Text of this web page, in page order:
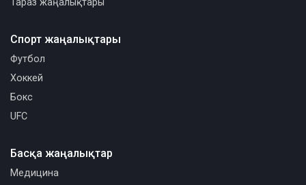
Спорт жаңалықтары
Футбол
Хоккей
Бокс
UFC
Басқа жаңалықтар
Медицина